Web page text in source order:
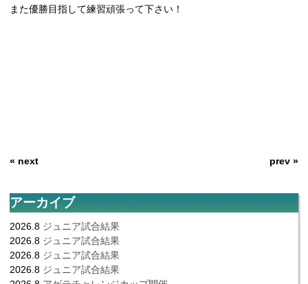
また優勝目指して練習頑張って下さい！
« next prev »
アーカイブ
2026.8 ジュニア試合結果
2026.8 ジュニア試合結果
2026.8 ジュニア試合結果
2026.8 ジュニア試合結果